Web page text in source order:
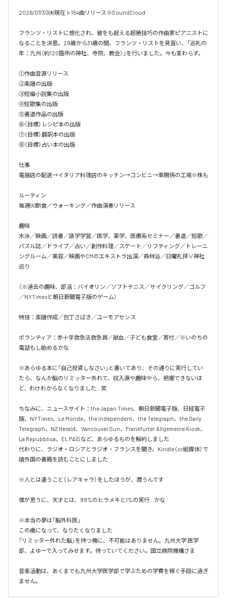
2026/07/30㈭現在♭154曲リリース※SoundCloud
フランツ・リストに感化され、彼をも超える超絶技巧の作曲家ピアニストに
なることを決意。29歳から31歳の間、フランツ・リストを見習い、「巡礼の
年：九州（約120箇所の神社、寺院、教会）」を行いました。今も変わらず。
①作曲音源リリース
②楽譜の出版
③短編小説集の出版
④短歌集の出版
⑤書道作品の出版
⑥（目標）レシピ本の出版
⑦（目標）翻訳本の出版
⑧（目標）占い本の出版
仕事
電器店の配送→イタリア料理店のキッチン→コンビニ→車関係の工場※株も
ルーティン
毎週㈫断食／ウォーキング／作曲演奏リリース
趣味
水泳／映画／読書／語学学習／医学、薬学、医療系セミナー／書道／短歌／
パズル誌／ドライブ／占い／創作料理／スケート／リフティング／トレーニ
ングルーム／美容／映画やCMのエキストラ出演／森林浴／日曜礼拝∨神社
巡り
（※過去の趣味、部活：バイオリン／ソフトテニス／サイクリング／ゴルフ
／NYTimesと朝日新聞電子版のゲーム）
特技：楽譜作成／包丁さばき／ユーモアセンス
ボランティア：赤十字救急法救急員／献血／子ども食堂／寄付／※いのちの
電話もし始めるかな
※あらゆる本に「自己投資しなさい」と書いてあり、その通りに実行してい
たら、なんか脳のリミッター外れて、収入源や趣味やら、把握できないほ
ど、わけわからなくなりました…笑
ちなみに、ニュースサイト：the Japan Times、朝日新聞電子版、日経電子
版、NYTimes、Le Monde、the Independent、the Telegraph、the Daily
Telegraph、NZ Herald、Vancouver Sun、Frankfurter Allgemeine Kiosk、
La Repubblica、EL PAÍSなど、あらゆるものを解約しました
代わりに、ラジオ・ロシアとラジオ・フランスを聞き、Kindle（or紙媒体）で
諸外国の書籍を読むことにしました
※人とは違うこと（レアキャラ）をしたほうが、潤うんです
僕が思うに、天才とは、99%のヒラメキと1%の実行…かな
※本当の夢は「脳外科医」
この歳になって、なりたくなりました
「リミッター外れた脳」を持つ俺に、不可能はありません。九州大学 医学
部、よゆーで入ってみせます。待っていてください。国立病院機構さま
音楽活動は、あくまでも九州大学医学部で学ぶための学費を稼ぐ手段に過ぎ
ません。